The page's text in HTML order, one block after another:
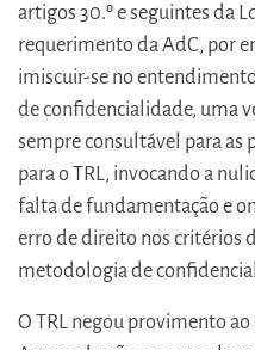
artigos 30.º e seguintes da
requerimento da AdC, por
imiscuir-se no
de confidencialidade, uma
sempre consultável para as
para o TRL, invocando a
falta de fundamentação e
erro de direito nos critérios
metodologia de
O TRL negou provimento